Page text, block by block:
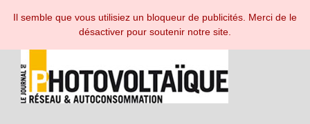
ESPACE ABONNÉ
Il semble que vous utilisiez un bloqueur de publicités. Merci de le
désactiver pour soutenir notre site.